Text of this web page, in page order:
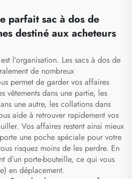
parfait sac à dos de
destiné aux acheteurs
l’organisation. Les sacs à dos de
de nombreux
permet de garder vos affaires
vêtements dans une partie, les
une autre, les collations dans
aide à retrouver rapidement vos
Vos affaires restent ainsi mieux
une poche spéciale pour votre
risquez moins de les perdre. En
d’un porte-bouteille, ce qui vous
en déplacement.